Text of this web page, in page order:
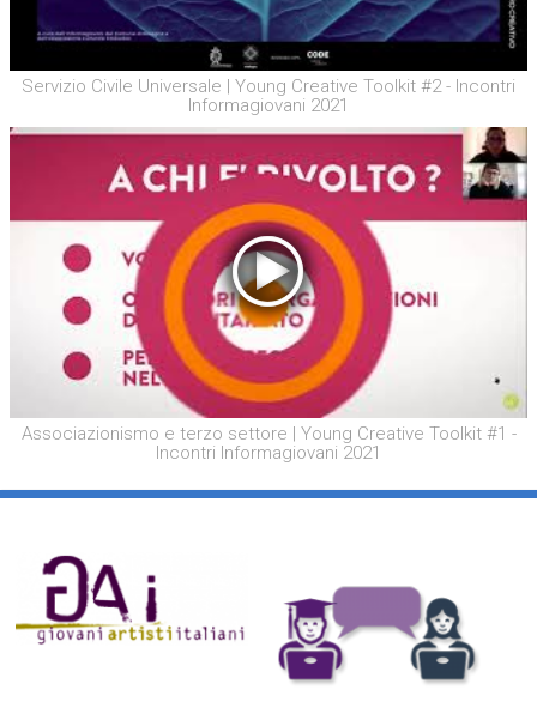
Servizio Civile Universale | Young Creative Toolkit #2 - Incontri
Informagiovani 2021
Associazionismo e terzo settore | Young Creative Toolkit #1 -
Incontri Informagiovani 2021